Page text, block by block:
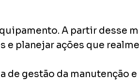
A partir desse
planejar ações que
gestão da manutenção